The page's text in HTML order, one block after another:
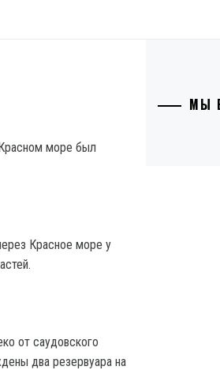
Красном море был
Красное море у
от саудовского
два резервуара на
МЫ В